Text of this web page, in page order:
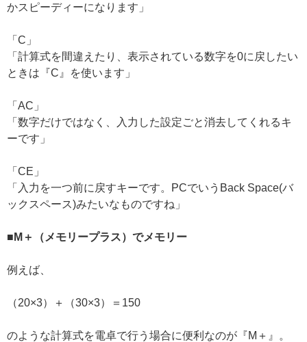
かスピーディーになります」
「C」
「計算式を間違えたり、表示されている数字を0に戻したい
ときは『C』を使います」
「AC」
「数字だけではなく、入力した設定ごと消去してくれるキ
ーです」
「CE」
「入力を一つ前に戻すキーです。PCでいうBack Space(バ
ックスペース)みたいなものですね」
■M＋（メモリープラス）でメモリー
例えば、
（20×3）＋（30×3）＝150
のような計算式を電卓で行う場合に便利なのが『M＋』。